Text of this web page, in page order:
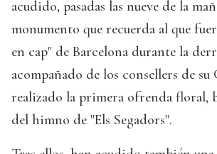
acudido, pasadas las nueve de la
monumento que recuerda al que
en cap" de Barcelona durante la
acompañado de los consellers de su
realizado la primera ofrenda floral,
del himno de "Els Segadors".